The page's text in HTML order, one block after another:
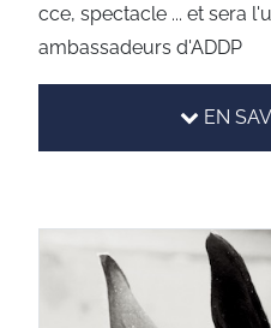
cce, spectacle ... et sera
ambassadeurs d'ADDP
EN